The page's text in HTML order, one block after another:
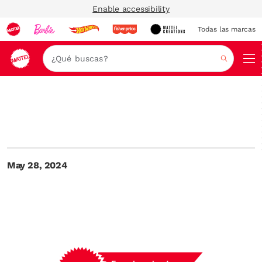
Enable accessibility
Todas las marcas
Buscar
May 28, 2024